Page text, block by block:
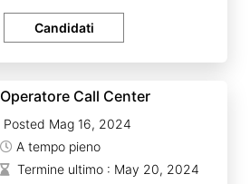
Candidati
Operatore Call Center
Posted Mag 16, 2024
A tempo pieno
Termine ultimo : May 20, 2024